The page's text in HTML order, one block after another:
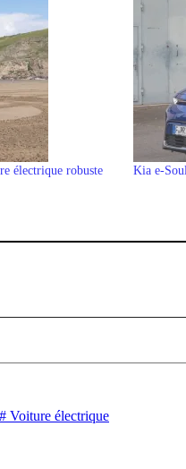
électrique robuste
Kia e-
# Voiture électrique